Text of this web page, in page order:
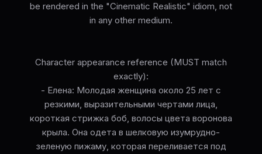
be rendered in the "Cinematic Realistic" idiom, not
in any other medium.
Character appearance reference (MUST match
exactly):
- Елена: Молодая женщина около 25 лет с
резкими, выразительными чертами лица,
короткая стрижка боб, волосы цвета воронова
крыла. Она одета в шелковую изумрудно-
зеленую пижаму, которая переливается под